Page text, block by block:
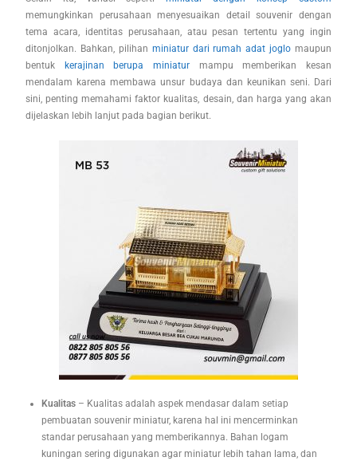
memungkinkan perusahaan menyesuaikan detail souvenir dengan
tema acara, identitas perusahaan, atau pesan tertentu yang ingin
ditonjolkan. Bahkan, pilihan miniatur dari rumah adat joglomaupun
bentuk kerajinan berupa miniatur mampu memberikan kesan
mendalam karena membawa unsur budaya dan keunikan seni. Dari
sini, penting memahami faktor kualitas, desain, dan harga yang akan
dijelaskan lebih lanjut pada bagian berikut.
Kualitas – Kualitas adalah aspek mendasar dalam setiap
pembuatan souvenir miniatur, karena hal ini mencerminkan
standar perusahaan yang memberikannya. Bahan logam
kuningan sering digunakan agar miniatur lebih tahan lama, dan